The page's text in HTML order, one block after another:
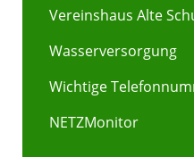
Vereinshaus Alte
Wasserversorgung
Wichtige
NETZMonitor